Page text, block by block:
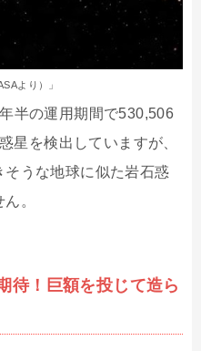
より）」
半の運用期間で530,506
星を検出していますが、
うな地球に似た岩石惑
。
待！巨額を投じて造ら